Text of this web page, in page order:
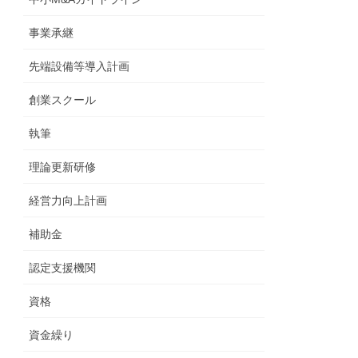
事業承継
先端設備等導入計画
創業スクール
執筆
理論更新研修
経営力向上計画
補助金
認定支援機関
資格
資金繰り